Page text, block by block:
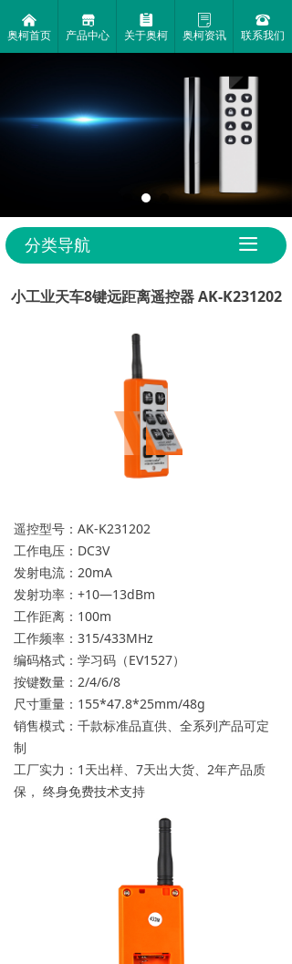
낀
奥柯首页
끵
产品中心
뀳
关于奥柯
ꂓ
奥柯资讯
뀰
联系我们
遥控型号：AK-K231202
工作电压：DC3V
发射电流：20mA
发射功率：+10—13dBm
工作距离：100m
工作频率：315/433MHz
编码格式：学习码（EV1527）
按键数量：2/4/6/8
尺寸重量：155*47.8*25mm/48g
销售模式：千款标准品直供、全系列产品可定
制
工厂实力：1天出样、7天出大货、2年产品质
保， 终身免费技术支持
分类导航 끀
小工业天车8键远距离遥控器 AK-K231202